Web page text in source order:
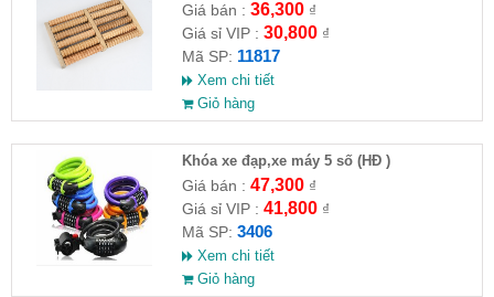
Giá bán : 36,300₫
Giá sỉ VIP : 30,800₫
Mã SP: 11817
Xem chi tiết
Giỏ hàng
Khóa xe đạp,xe máy 5 số (HĐ )
Giá bán : 47,300₫
Giá sỉ VIP : 41,800₫
Mã SP: 3406
Xem chi tiết
Giỏ hàng